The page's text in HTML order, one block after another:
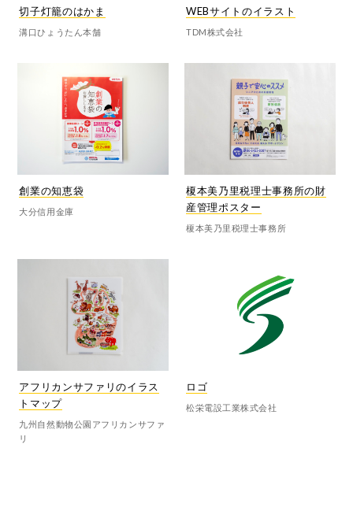
切子灯籠のはかま
溝口ひょうたん本舗
WEBサイトのイラスト
TDM株式会社
創業の知恵袋
大分信用金庫
榎本美乃里税理士事務所の財
産管理ポスター
榎本美乃里税理士事務所
アフリカンサファリのイラス
トマップ
九州自然動物公園アフリカンサファ
リ
ロゴ
松栄電設工業株式会社